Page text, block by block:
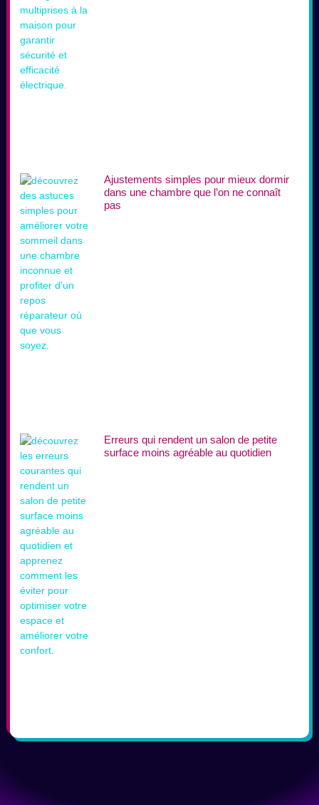
Ajustements simples pour mieux dormir
dans une chambre que l’on ne connaît
pas
Erreurs qui rendent un salon de petite
surface moins agréable au quotidien